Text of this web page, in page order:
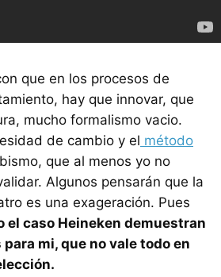
que en los procesos de
hay que innovar, que
mucho formalismo vacio.
de cambio y el método
que al menos yo no
Algunos pensarán que la
es una exageración. Pues
el caso Heineken demuestran
mi, que no vale todo en